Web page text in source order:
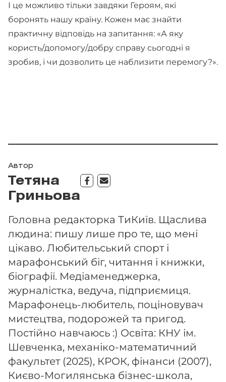
І це можливо тільки завдяки Героям, які
боронять нашу країну. Кожен має знайти
практичну відповідь на запитання: «А яку
користь/допомогу/добру справу сьогодні я
зробив, і чи дозволить це наблизити перемогу?».
Автор
Тетяна
Гриньова
Головна редакторка ТиКиїв. Щаслива
людина: пишу лише про те, що мені
цікаво. Любительський спорт і
марафонський біг, читання і книжки,
біографії. Медіаменеджерка,
журналістка, ведуча, підприємиця.
Марафонець-любитель, поціновувач
мистецтва, подорожей та пригод.
Постійно навчаюсь :) Освіта: КНУ ім.
Шевченка, механіко-математичний
факультет (2025), КРОК, фінанси (2007),
Києво-Могилянська бізнес-школа,